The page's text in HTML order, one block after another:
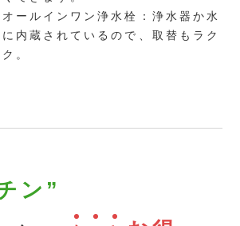
ールインワン浄水栓：浄水器か水
内蔵されているので、取替もラク
。
ン”